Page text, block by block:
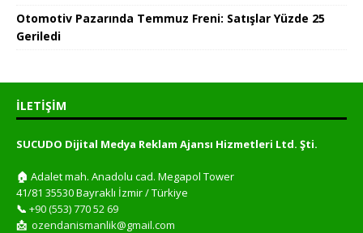
Otomotiv Pazarında Temmuz Freni: Satışlar Yüzde 25
Geriledi
İLETIŞIM
SUCUDO Dijital Medya Reklam Ajansı Hizmetleri Ltd. Şti.
🏠 Adalet mah. Anadolu cad. Megapol Tower
41/81 35530 Bayraklı İzmir / Türkiye
📞 +90 (553) 770 52 69
📩 ozendanismanlik@gmail.com